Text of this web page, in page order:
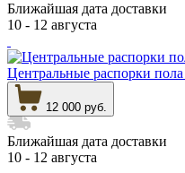
Ближайшая дата доставки
10 - 12 августа
Центральные распорки пола
12 000 руб.
Ближайшая дата доставки
10 - 12 августа